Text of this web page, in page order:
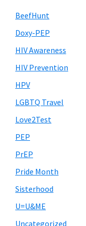
BeefHunt
Doxy-PEP
HIV Awareness
HIV Prevention
HPV
LGBTQ Travel
Love2Test
PEP
PrEP
Pride Month
Sisterhood
U=U&ME
Uncategorized